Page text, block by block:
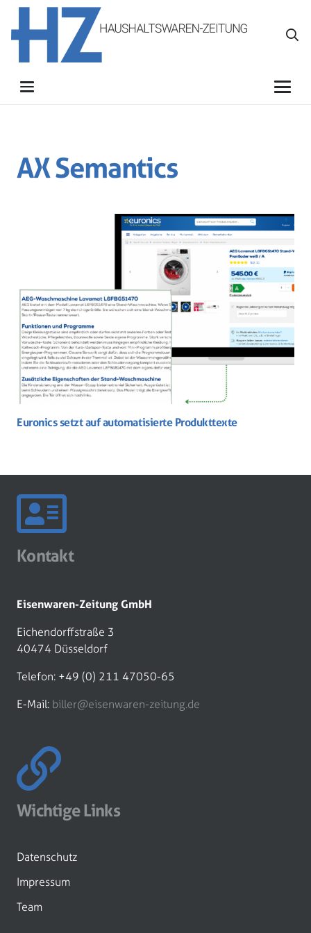
AX Semantics
Euronics setzt auf automatisierte Produkttexte
Kontakt
Eisenwaren-Zeitung GmbH
Eichendorffstraße 3
40474 Düsseldorf
Telefon: +49 (0) 211 47050-65
E-Mail: biller@eisenwaren-zeitung.de
Wichtige Links
Datenschutz
Impressum
Team